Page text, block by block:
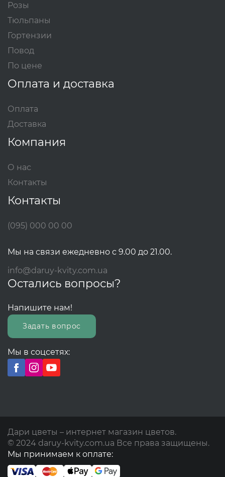
Розы
Тюльпаны
Гортензии
Повод
По цене
Оплата и доставка
Оплата
Доставка
Компания
О нас
Контакты
Контакты
(095) 000 00 00
Мы на связи ежедневно с 9.00 до 21.00.
info@daruy-kvity.com.ua
Остались вопросы?
Напишите нам!
Задать вопрос
Мы в соцсетях:
Дари цветы – интернет магазин цветов.
© 2024 daruy-kvity.com.ua Все права защищены.
Мы принимаем к оплате: